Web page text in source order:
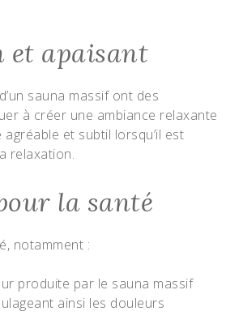
et apaisant
sauna massif ont des
à créer une ambiance relaxante
et subtil lorsqu’il est
relaxation.
la santé
notamment :
produite par le sauna massif
ainsi les douleurs